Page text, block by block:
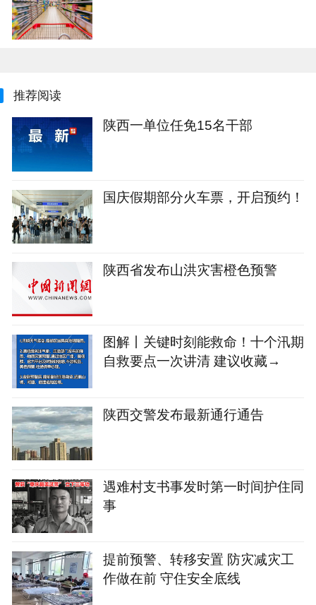
推荐阅读
陕西一单位任免15名干部
国庆假期部分火车票，开启预约！
陕西省发布山洪灾害橙色预警
图解丨关键时刻能救命！十个汛期
自救要点一次讲清 建议收藏→
陕西交警发布最新通行通告
遇难村支书事发时第一时间护住同
事
提前预警、转移安置 防灾减灾工
作做在前 守住安全底线